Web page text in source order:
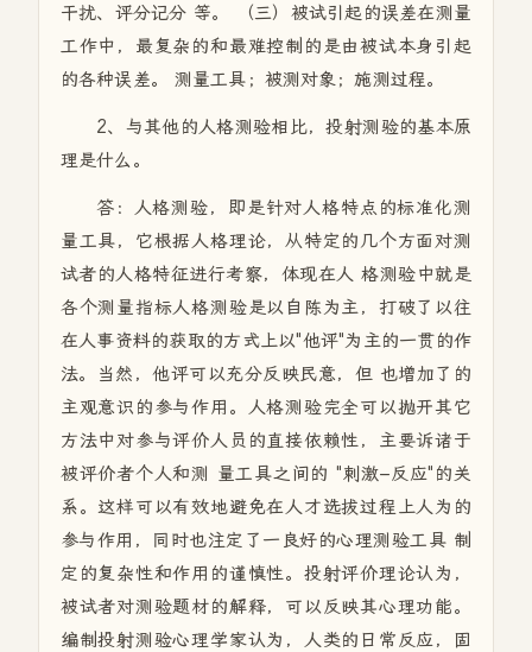
干扰、评分记分 等。 （三）被试引起的误差在测量
工作中，最复杂的和最难控制的是由被试本身引起
的各种误差。 测量工具；被测对象；施测过程。
2、与其他的人格测验相比，投射测验的基本原
理是什么。
答：人格测验，即是针对人格特点的标准化测
量工具，它根据人格理论，从特定的几个方面对测
试者的人格特征进行考察，体现在人 格测验中就是
各个测量指标人格测验是以自陈为主，打破了以往
在人事资料的获取的方式上以"他评"为主的一贯的作
法。当然，他评可以充分反映民意，但 也增加了的
主观意识的参与作用。人格测验完全可以抛开其它
方法中对参与评价人员的直接依赖性，主要诉诸于
被评价者个人和测 量工具之间的 "刺激–反应"的关
系。这样可以有效地避免在人才选拔过程上人为的
参与作用，同时也注定了一良好的心理测验工具 制
定的复杂性和作用的谨慎性。投射评价理论认为，
被试者对测验题材的解释，可以反映其心理功能。
编制投射测验心理学家认为，人类的日常反应，固